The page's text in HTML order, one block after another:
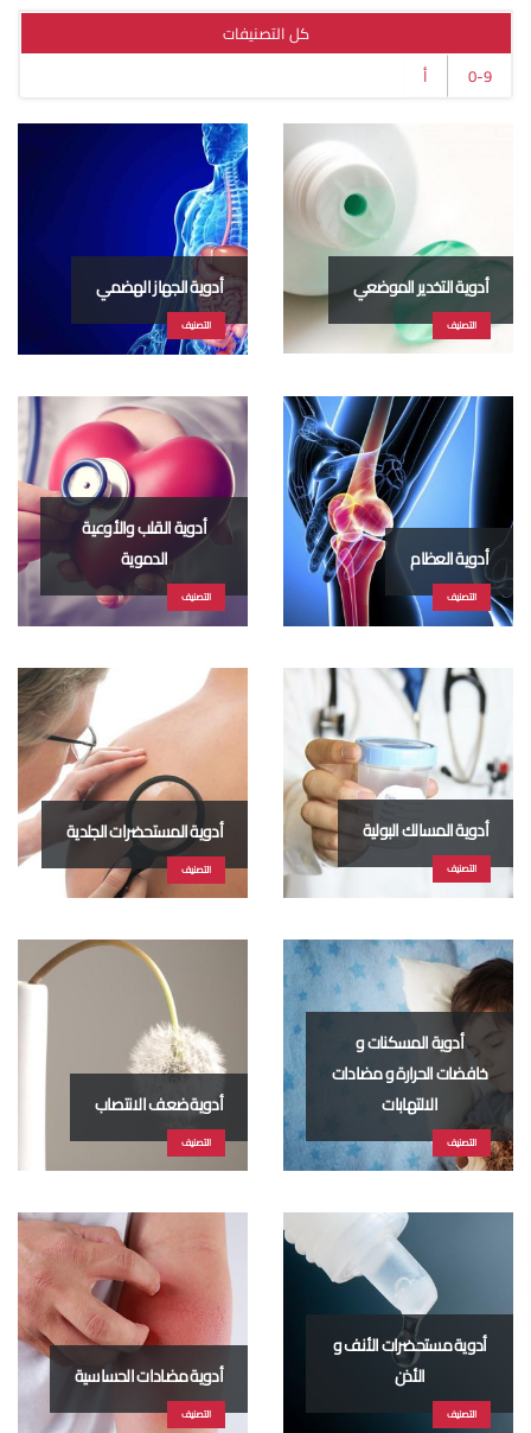
كل التصنيفات
0-9
أ
أدوية التخدير الموضعي
التصنيف
أدوية الجهاز الهضمي
التصنيف
أدوية العظام
التصنيف
أدوية القلب والأوعية
الدموية
التصنيف
أدوية المسالك البولية
التصنيف
أدوية المستحضرات الجلدية
التصنيف
أدوية المسكنات و
خافضات الحرارة و مضادات
الالتهابات
التصنيف
أدوية ضعف الانتصاب
التصنيف
أدوية مستحضرات الأنف و
الأذن
التصنيف
أدوية مضادات الحساسية
التصنيف